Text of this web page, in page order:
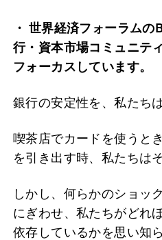
・ 世界経済フォーラム
行・資本市場コミュニテ
フォーカスしています。
銀行の安定性を、私たち
喫茶店でカードを使うと
を引き出す時、私たちは
しかし、何らかのショッ
にぎわせ、私たちがどれ
依存しているかを思い知